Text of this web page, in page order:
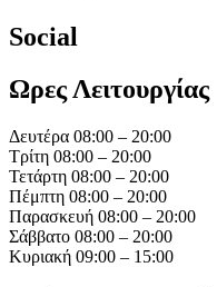
Social
Ωρες Λειτουργίας
Δευτέρα 08:00 – 20:00
Τρίτη 08:00 – 20:00
Τετάρτη 08:00 – 20:00
Πέμπτη 08:00 – 20:00
Παρασκευή 08:00 – 20:00
Σάββατο 08:00 – 20:00
Κυριακή 09:00 – 15:00